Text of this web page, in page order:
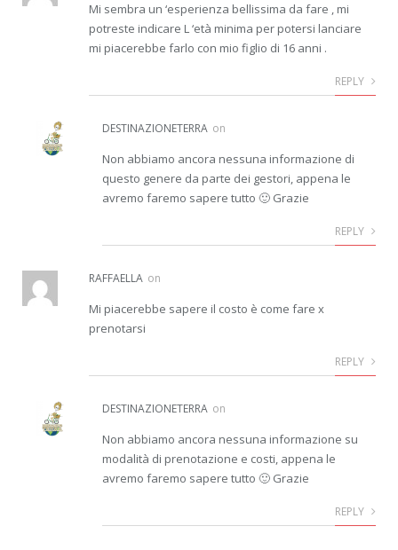
Mi sembra un ‘esperienza bellissima da fare , mi
potreste indicare L ‘età minima per potersi lanciare
mi piacerebbe farlo con mio figlio di 16 anni .
REPLY
DESTINAZIONETERRA on
Non abbiamo ancora nessuna informazione di
questo genere da parte dei gestori, appena le
avremo faremo sapere tutto 🙂 Grazie
REPLY
RAFFAELLA on
Mi piacerebbe sapere il costo è come fare x
prenotarsi
REPLY
DESTINAZIONETERRA on
Non abbiamo ancora nessuna informazione su
modalità di prenotazione e costi, appena le
avremo faremo sapere tutto 🙂 Grazie
REPLY